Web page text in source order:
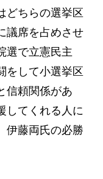
どちらの選挙区
議席を占めさせ
選で立憲民主
をして小選挙区
信頼関係があ
してくれる人に
伊藤両氏の必勝